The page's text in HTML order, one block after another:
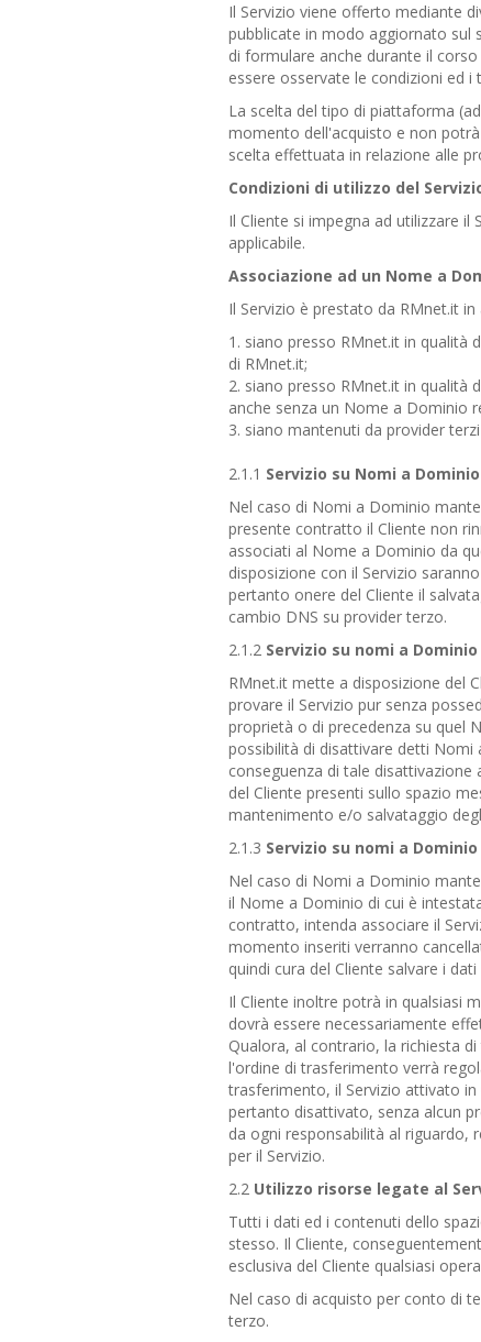
Il Servizio viene offerto mediante
pubblicate in modo aggiornato sul
di formulare anche durante il
essere osservate le condizioni ed
La scelta del tipo di piattaforma
momento dell'acquisto e non
scelta effettuata in relazione alle
Condizioni di utilizzo del
Il Cliente si impegna ad utilizzare il
applicabile.
Associazione ad un Nome a
Il Servizio è prestato da RMnet.it
1. siano presso RMnet.it in qualità
di RMnet.it;
2. siano presso RMnet.it in qualità
anche senza un Nome a Dominio
3. siano mantenuti da provider
2.1.1 Servizio su Nomi a
Nel caso di Nomi a Dominio
presente contratto il Cliente non
associati al Nome a Dominio da
disposizione con il Servizio
pertanto onere del Cliente il
cambio DNS su provider terzo.
2.1.2 Servizio su nomi a
RMnet.it mette a disposizione del
provare il Servizio pur senza
proprietà o di precedenza su quel
possibilità di disattivare detti Nomi
conseguenza di tale
del Cliente presenti sullo spazio
mantenimento e/o salvataggio
2.1.3 Servizio su nomi a
Nel caso di Nomi a Dominio
il Nome a Dominio di cui è
contratto, intenda associare il
momento inseriti verranno
quindi cura del Cliente salvare i
Il Cliente inoltre potrà in qualsiasi
dovrà essere necessariamente
Qualora, al contrario, la richiesta
l'ordine di trasferimento verrà
trasferimento, il Servizio attivato
pertanto disattivato, senza alcun
da ogni responsabilità al
per il Servizio.
2.2 Utilizzo risorse legate al
Tutti i dati ed i contenuti dello
stesso. Il Cliente,
esclusiva del Cliente qualsiasi
Nel caso di acquisto per conto di
terzo.